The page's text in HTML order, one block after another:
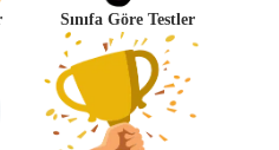
Sınıfa Göre Testler